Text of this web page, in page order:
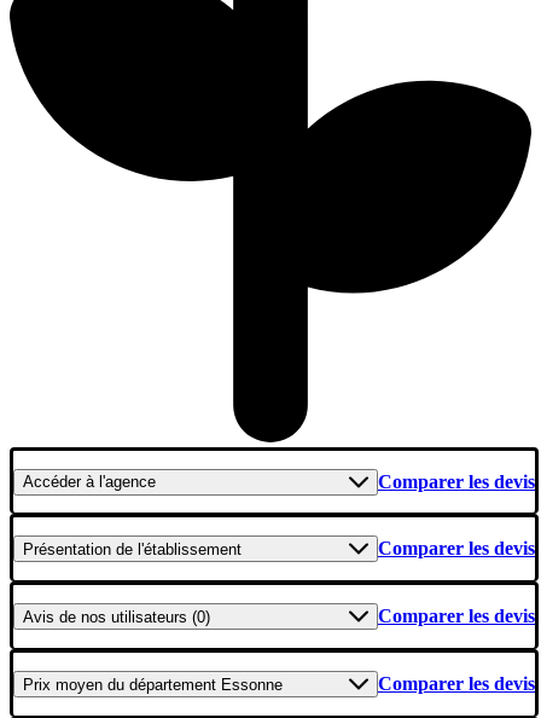
Accéderà l'agence Comparer les devis
Présentation de l'établissement Comparer les devis
Avis de nos utilisateurs (0) Comparer les devis
Prix moyen du département Essonne Comparer les devis